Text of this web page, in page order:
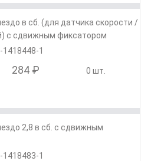
в сб. (для датчика скорости /
с сдвижным фиксатором
1418448-1
284 ₽ 0 шт.
2,8 в сб. с сдвижным
1418483-1